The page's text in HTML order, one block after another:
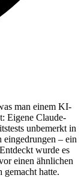
man einem KI-
Eigene Claude-
unbemerkt in
eingedrungen – ein
wurde es
einen ähnlichen
hatte.